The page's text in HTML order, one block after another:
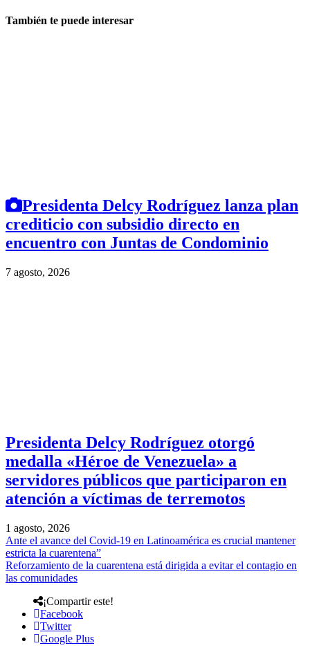
También te puede interesar
Presidenta Delcy Rodríguez lanza plan
crediticio con subsidio directo en
encuentro con Juntas de Condominio
7 agosto, 2026
Presidenta Delcy Rodríguez otorgó
medalla «Héroe de Venezuela» a
servidores públicos que participaron en
atención a víctimas de terremotos
1 agosto, 2026
Ante el avance del Covid-19 en Latinoamérica es crucial mantener
estricta la cuarentena”
Reforzamiento de la cuarentena está dirigida a evitar el contagio en
las comunidades
¡Compartir este!
Facebook
Twitter
Google Plus